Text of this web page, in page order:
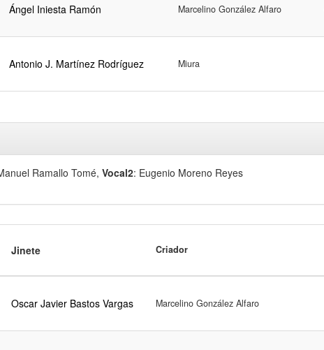
Ángel Iniesta Ramón Marcelino González Alfaro
Antonio J. Martínez Rodríguez Miura
Ramallo Tomé, Vocal2: Eugenio Moreno Reyes
Jinete Criador
Oscar Javier Bastos Vargas Marcelino González Alfaro